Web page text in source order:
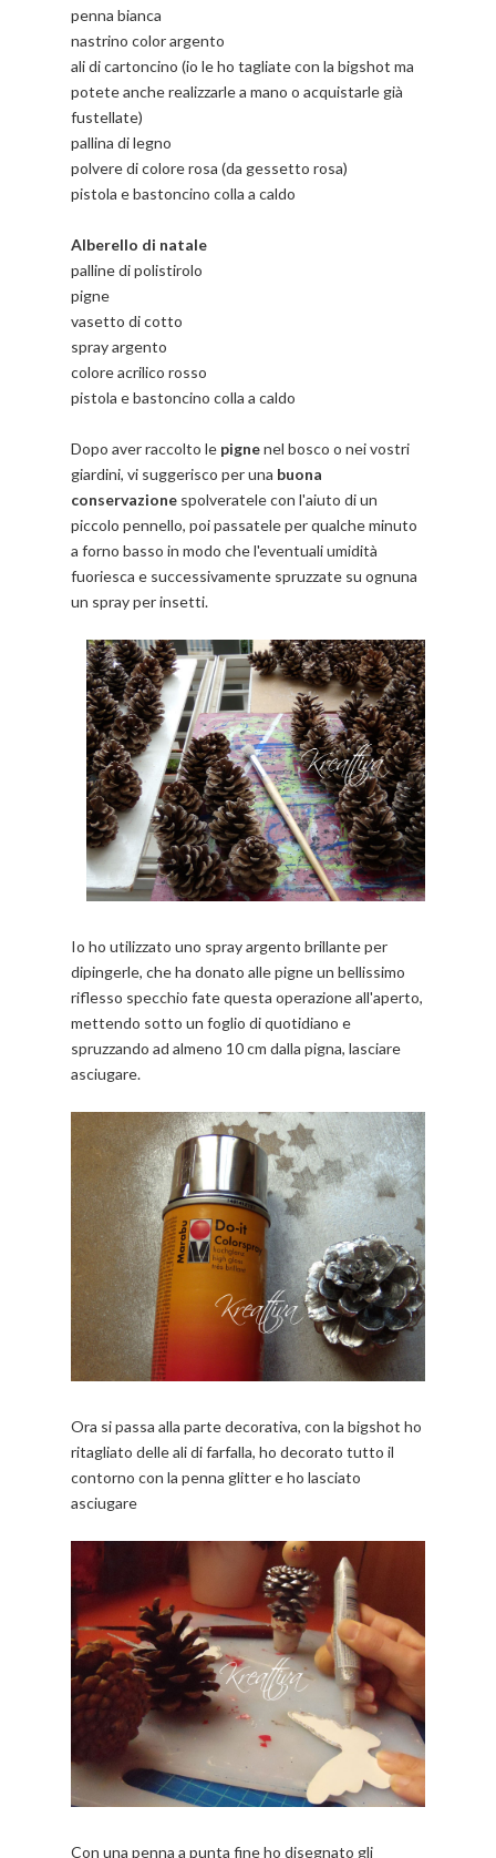
penna bianca
nastrino color argento
ali di cartoncino (io le ho tagliate con la bigshot ma
potete anche realizzarle a mano o acquistarle già
fustellate)
pallina di legno
polvere di colore rosa (da gessetto rosa)
pistola e bastoncino colla a caldo
Alberello di natale
palline di polistirolo
pigne
vasetto di cotto
spray argento
colore acrilico rosso
pistola e bastoncino colla a caldo
Dopo aver raccolto le pignenel bosco o nei vostri
giardini, vi suggerisco per una buona
conservazione spolveratele con l'aiuto di un
piccolo pennello, poi passatele per qualche minuto
a forno basso in modo che l'eventuali umidità
fuoriesca e successivamente spruzzate su ognuna
un spray per insetti.
Io ho utilizzato uno spray argento brillante per
dipingerle, che ha donato alle pigne un bellissimo
riflesso specchio fate questa operazione all'aperto,
mettendo sotto un foglio di quotidiano e
spruzzando ad almeno 10 cm dalla pigna, lasciare
asciugare.
Ora si passa alla parte decorativa, con la bigshot ho
ritagliato delle ali di farfalla, ho decorato tutto il
contorno con la penna glitter e ho lasciato
asciugare
Con una penna a punta fine ho disegnato gli